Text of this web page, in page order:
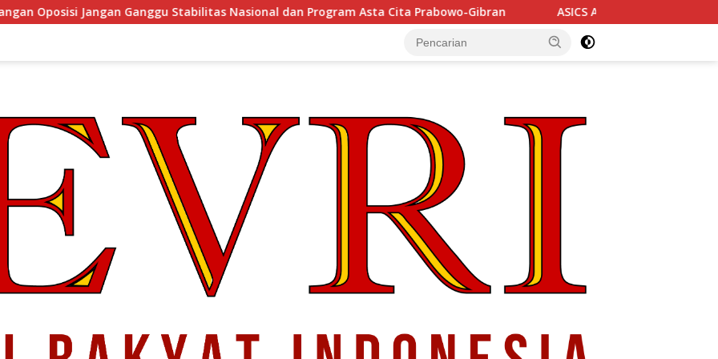
Stabilitas Nasional dan Program Asta Cita Prabowo-Gibran ASICS Ajak Generasi Urban Eksplorasi Gaya, Gerak, dan